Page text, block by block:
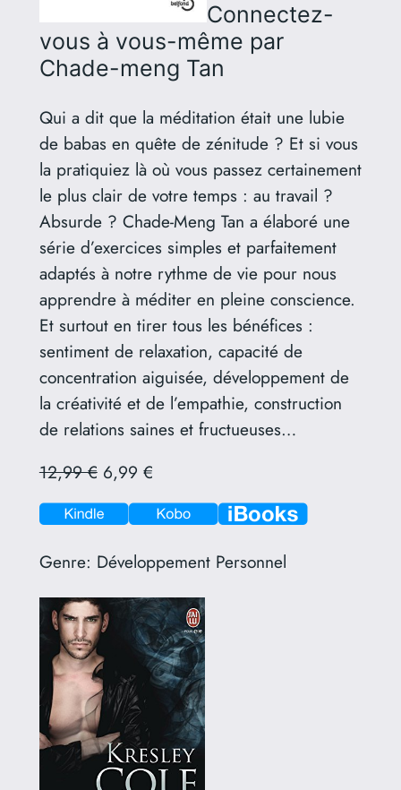
Connectez-
vous à vous-même par
Chade-meng Tan
Qui a dit que la méditation était une lubie
de babas en quête de zénitude ? Et si vous
la pratiquiez là où vous passez certainement
le plus clair de votre temps : au travail ?
Absurde ? Chade-Meng Tan a élaboré une
série d’exercices simples et parfaitement
adaptés à notre rythme de vie pour nous
apprendre à méditer en pleine conscience.
Et surtout en tirer tous les bénéfices :
sentiment de relaxation, capacité de
concentration aiguisée, développement de
la créativité et de l’empathie, construction
de relations saines et fructueuses…
12,99 €6,99 €
Genre: Développement Personnel